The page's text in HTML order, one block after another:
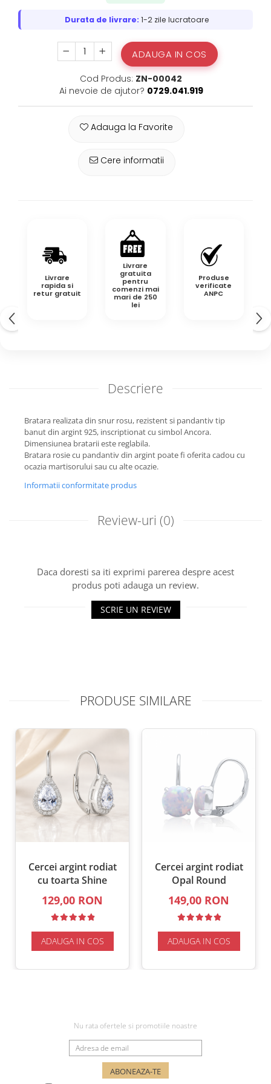
Durata de livrare: 1-2 zile lucratoare
ADAUGA IN COS
Cod Produs: ZN-00042
Ai nevoie de ajutor? 0729.041.919
Adauga la Favorite
Cere informatii
Livrare
rapida si
retur gratuit
Livrare
gratuita
pentru
comenzi mai
mari de 250
lei
Produse
verificate
ANPC
Descriere
Bratara realizata din snur rosu, rezistent si pandantiv tip
banut din argint 925, inscriptionat cu simbol Ancora.
Dimensiunea bratarii este reglabila.
Bratara rosie cu pandantiv din argint poate fi oferita cadou cu
ocazia martisorului sau cu alte ocazie.
Informatii conformitate produs
Review-uri (0)
Daca doresti sa iti exprimi parerea despre acest
produs poti adauga un review.
SCRIE UN REVIEW
PRODUSE SIMILARE
Cercei argint rodiat
cu toarta Shine
129,00 RON
ADAUGA IN COS
Cercei argint rodiat
Opal Round
149,00 RON
ADAUGA IN COS
Nu rata ofertele si promotiile noastre